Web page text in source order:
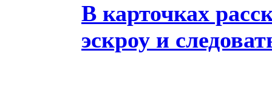
В карточках
эскроу и